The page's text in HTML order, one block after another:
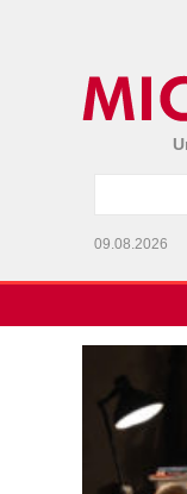
09.08.2026